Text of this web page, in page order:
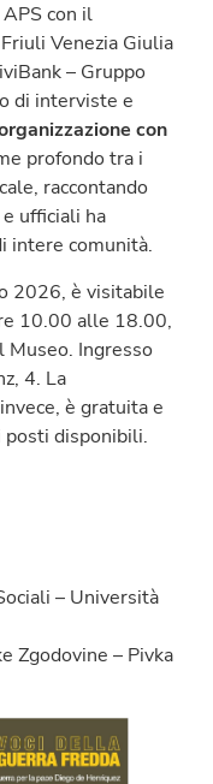
con il
Venezia Giulia
– Gruppo
di interviste e
con
profondo tra i
raccontando
ufficiali ha
intere comunità.
2026, è visitabile
10.00 alle 18.00,
Ingresso
4. La
è gratuita e
posti disponibili.
– Università
Zgodovine – Pivka